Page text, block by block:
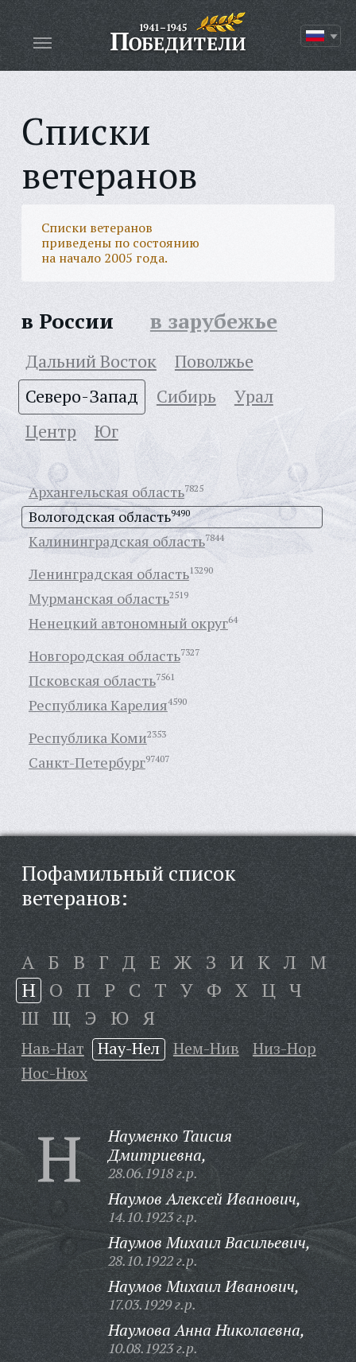
Списки
ветеранов
Списки ветеранов
приведены по состоянию
на начало 2005 года.
в России в зарубежье
Дальний Восток
Поволжье
Северо-Запад
Сибирь
Урал
Центр
Юг
Архангельская область7825
Вологодская область9490
Калининградская область7844
Ленинградская область13290
Мурманская область2519
Ненецкий автономный округ64
Новгородская область7327
Псковская область7561
Республика Карелия4590
Республика Коми2353
Санкт-Петербург97407
Пофамильный список
ветеранов:
А Б В Г Д Е Ж З И К Л М
Н О П Р С Т У Ф Х Ц Ч
Ш Щ Э Ю Я
Нав-Нат Нау-Нел Нем-Нив
Низ-Нор
Нос-Нюх
Н
Науменко Таисия
Дмитриевна,
28.06.1918 г.р.
Наумов Алексей Иванович,
14.10.1923 г.р.
Наумов Михаил Васильевич,
28.10.1922 г.р.
Наумов Михаил Иванович,
17.03.1929 г.р.
Наумова Анна Николаевна,
10.08.1923 г.р.